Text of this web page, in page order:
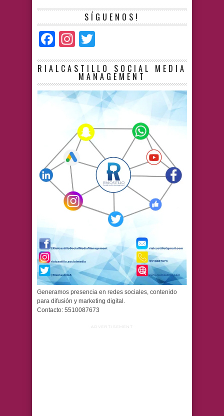
SÍGUENOS!
Facebook
Instagram
RIALCASTILLO SOCIAL MEDIA
MANAGEMENT
Generamos presencia en redes sociales, contenido
para difusión y marketing digital.
Contacto: 5510087673
ADVERTISEMENT